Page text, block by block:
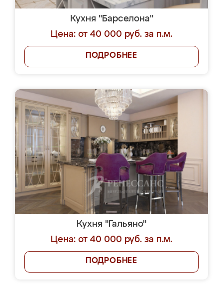
Кухня "Барселона"
Цена: от 40 000 руб. за п.м.
ПОДРОБНЕЕ
Кухня "Гальяно"
Цена: от 40 000 руб. за п.м.
ПОДРОБНЕЕ